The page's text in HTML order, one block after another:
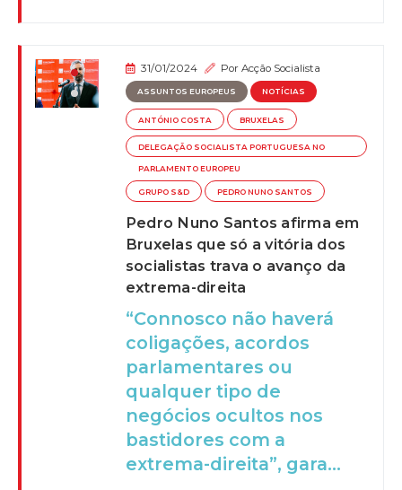
31/01/2024 PorAcção Socialista
ASSUNTOS EUROPEUS NOTÍCIAS
ANTÓNIO COSTA BRUXELAS
DELEGAÇÃO SOCIALISTA PORTUGUESA NO
PARLAMENTO EUROPEU
GRUPO S&D PEDRO NUNO SANTOS
Pedro Nuno Santos afirma em
Bruxelas que só a vitória dos
socialistas trava o avanço da
extrema-direita
“Connosco não haverá
coligações, acordos
parlamentares ou
qualquer tipo de
negócios ocultos nos
bastidores com a
extrema-direita”, gara...